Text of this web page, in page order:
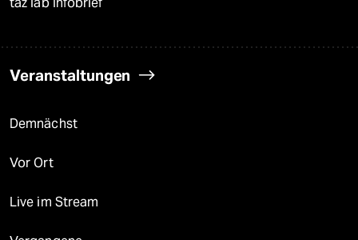
taz lab Infobrief
Veranstaltungen
Demnächst
Vor Ort
Live im Stream